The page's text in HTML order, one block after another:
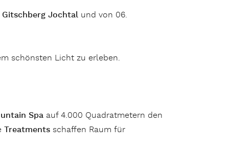
Gitschberg Jochtalund von 06.
schönsten Licht zu erleben.
Spaauf 4.000 Quadratmetern den
Treatments schaffen Raum für